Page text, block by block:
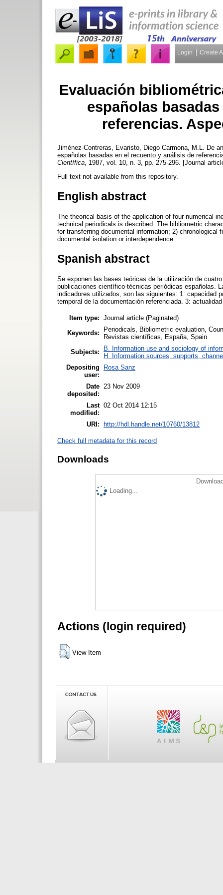
Login Create
Evaluación
españolas
referencias.
Jiménez-Contreras, Evaristo Diego Carmona, M.L. De
españolas basadas en el recuento y análisis de
Científica , 1987, vol. 10, n. 3, pp. 275-296. [Journal
Full text not available from this repository.
English abstract
The theorical basis of the application of four numerical
technical periodicals is described. The bibliometric
for transferring documental information; 2)
documental isolation or interdependence.
Spanish abstract
Se exponen las bases teóricas de la utilización de
publicaciones científico-técnicas periódicas españolas.
indicadores utilizados, son las siguientes: 1: capacidad
temporal de la documentación referenciada. 3:
Item type: Journal article (Paginated)
Keywords:
Periodicals, Bibliometric evaluation,
Revistas científicas, España, Spain
Subjects:
B. Information use and sociology of
H. Information sources, supports,
Depositing
user:
Rosa Sanz
Date
deposited:
23 Nov 2009
Last
modified:
02 Oct 2014 12:15
URI: http://hdl.handle.net/10760/13812
Check full metadata for this record
Downloads
Loading...
Actions (login required)
View Item